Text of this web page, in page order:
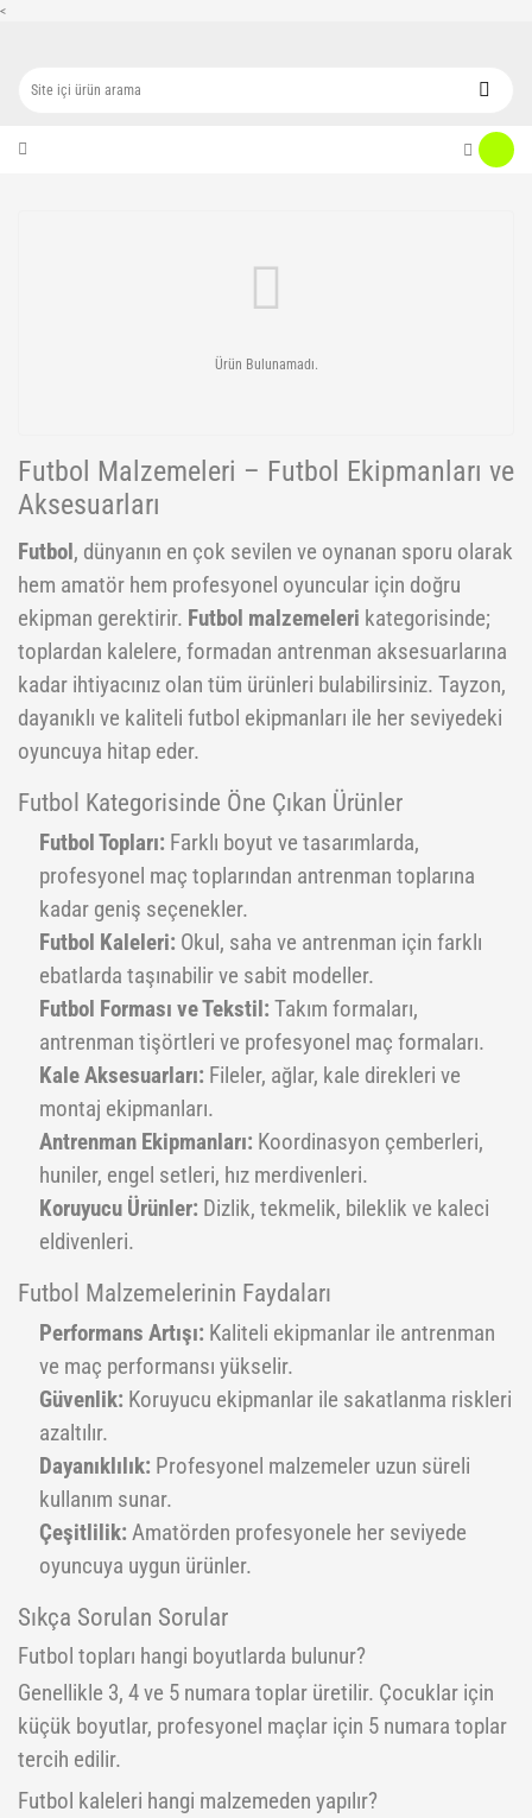
<
Ürün Bulunamadı.
Futbol Malzemeleri – Futbol Ekipmanları ve
Aksesuarları
Futbol , dünyanın en çok sevilen ve oynanan sporu olarak
hem amatör hem profesyonel oyuncular için doğru
ekipman gerektirir. Futbol malzemeleri kategorisinde;
toplardan kalelere, formadan antrenman aksesuarlarına
kadar ihtiyacınız olan tüm ürünleri bulabilirsiniz. Tayzon,
dayanıklı ve kaliteli futbol ekipmanları ile her seviyedeki
oyuncuya hitap eder.
Futbol Kategorisinde Öne Çıkan Ürünler
Futbol Topları: Farklı boyut ve tasarımlarda,
profesyonel maç toplarından antrenman toplarına
kadar geniş seçenekler.
Futbol Kaleleri: Okul, saha ve antrenman için farklı
ebatlarda taşınabilir ve sabit modeller.
Futbol Forması ve Tekstil: Takım formaları,
antrenman tişörtleri ve profesyonel maç formaları.
Kale Aksesuarları: Fileler, ağlar, kale direkleri ve
montaj ekipmanları.
Antrenman Ekipmanları: Koordinasyon çemberleri,
huniler, engel setleri, hız merdivenleri.
Koruyucu Ürünler: Dizlik, tekmelik, bileklik ve kaleci
eldivenleri.
Futbol Malzemelerinin Faydaları
Performans Artışı: Kaliteli ekipmanlar ile antrenman
ve maç performansı yükselir.
Güvenlik: Koruyucu ekipmanlar ile sakatlanma riskleri
azaltılır.
Dayanıklılık: Profesyonel malzemeler uzun süreli
kullanım sunar.
Çeşitlilik: Amatörden profesyonele her seviyede
oyuncuya uygun ürünler.
Sıkça Sorulan Sorular
Futbol topları hangi boyutlarda bulunur?
Genellikle 3, 4 ve 5 numara toplar üretilir. Çocuklar için
küçük boyutlar, profesyonel maçlar için 5 numara toplar
tercih edilir.
Futbol kaleleri hangi malzemeden yapılır?